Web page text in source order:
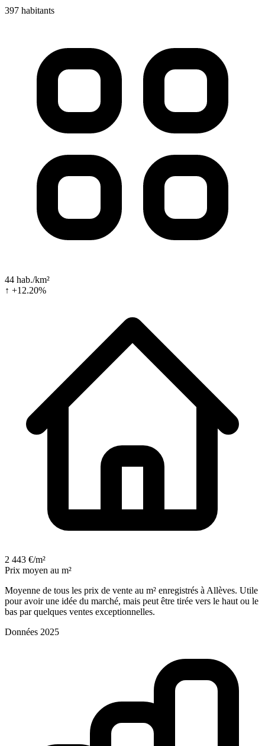
397 habitants
44 hab./km²
↑ +12.20%
2 443 €/m²
Prix moyen au m²
Moyenne de tous les prix de vente au m² enregistrés à Allèves. Utile
pour avoir une idée du marché, mais peut être tirée vers le haut ou le
bas par quelques ventes exceptionnelles.
Données 2025